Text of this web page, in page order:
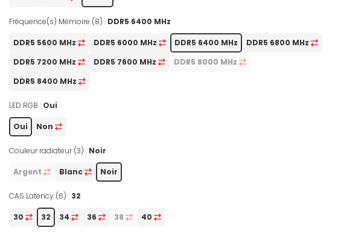
Fréquence(s) Mémoire (8) : DDR5 6400 MHz
DDR5 5600 MHz DDR5 6000 MHz DDR5 6400 MHz
DDR5 6800 MHz
DDR5 7200 MHz
DDR5 7600 MHz
DDR5 8000 MHz
DDR5 8400 MHz
LED RGB : Oui
Oui Non
Couleur radiateur (3) : Noir
Argent Blanc Noir
CAS Latency (6) : 32
30 32 34 36 38 40